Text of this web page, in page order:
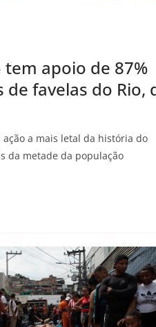
apoio de 87%
favelas do Rio,
a mais letal da história do
da metade da população